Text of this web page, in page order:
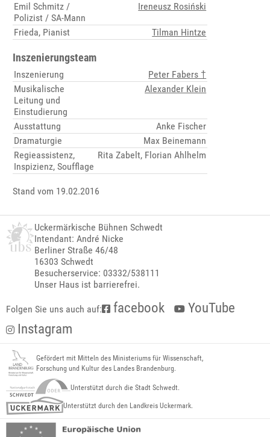
Emil Schmitz /
Polizist / SA-Mann
Ireneusz Rosiński
Frieda, Pianist Tilman Hintze
Inszenierungsteam
Inszenierung
Peter Fabers †
Musikalische
Leitung und
Einstudierung
Alexander Klein
Ausstattung
Anke Fischer
Dramaturgie
Max Beinemann
Regieassistenz,
Inspizienz, Soufflage
Rita Zabelt, Florian Ahlhelm
Stand vom 19.02.2016
Uckermärkische Bühnen Schwedt
Intendant: André Nicke
Berliner Straße 46/48
16303 Schwedt
Besucherservice: 03332/538111
Unser Haus ist barrierefrei.
Folgen Sie uns auch auf: facebook
YouTube
Instagram
Gefördert mit Mitteln des Ministeriums für Wissenschaft,
Forschung und Kultur des Landes Brandenburg.
Unterstützt durch die Stadt Schwedt.
Unterstützt durch den Landkreis Uckermark.